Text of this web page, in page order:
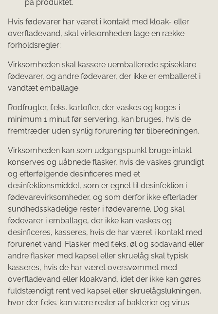
på produktet.
Hvis fødevarer har været i kontakt med kloak- eller
overfladevand, skal virksomheden tage en række
forholdsregler:
Virksomheden skal kassere uemballerede spiseklare
fødevarer, og andre fødevarer, der ikke er emballeret i
vandtæt emballage.
Rodfrugter, f.eks. kartofler, der vaskes og koges i
minimum 1 minut før servering, kan bruges, hvis de
fremtræder uden synlig forurening før tilberedningen.
Virksomheden kan som udgangspunkt bruge intakt
konserves og uåbnede flasker, hvis de vaskes grundigt
og efterfølgende desinficeres med et
desinfektionsmiddel, som er egnet til desinfektion i
fødevarevirksomheder, og som derfor ikke efterlader
sundhedsskadelige rester i fødevarerne. Dog skal
fødevarer i emballage, der ikke kan vaskes og
desinficeres, kasseres, hvis de har været i kontakt med
forurenet vand. Flasker med f.eks. øl og sodavand eller
andre flasker med kapsel eller skruelåg skal typisk
kasseres, hvis de har været oversvømmet med
overfladevand eller kloakvand, idet der ikke kan gøres
fuldstændigt rent ved kapsel eller skruelågslukningen,
hvor der f.eks. kan være rester af bakterier og virus.